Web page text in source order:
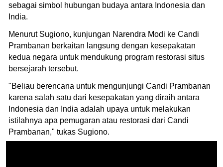
sebagai simbol hubungan budaya antara Indonesia dan
India.
Menurut Sugiono, kunjungan Narendra Modi ke Candi
Prambanan berkaitan langsung dengan kesepakatan
kedua negara untuk mendukung program restorasi situs
bersejarah tersebut.
"Beliau berencana untuk mengunjungi Candi Prambanan
karena salah satu dari kesepakatan yang diraih antara
Indonesia dan India adalah upaya untuk melakukan
istilahnya apa pemugaran atau restorasi dari Candi
Prambanan," tukas Sugiono.